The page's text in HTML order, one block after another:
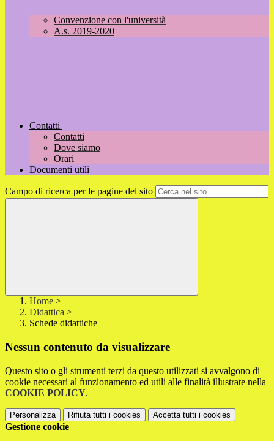
Convenzione con l'università
A.s. 2019-2020
Contatti
Contatti
Dove siamo
Orari
Documenti utili
Campo di ricerca per le pagine del sito
Home >
Didattica >
Schede didattiche
Nessun contenuto da visualizzare
Questo sito o gli strumenti terzi da questo utilizzati si avvalgono di
cookie necessari al funzionamento ed utili alle finalità illustrate nella
COOKIE POLICY.
Personalizza Rifiuta tutti i cookies Accetta tutti i cookies
Gestione cookie